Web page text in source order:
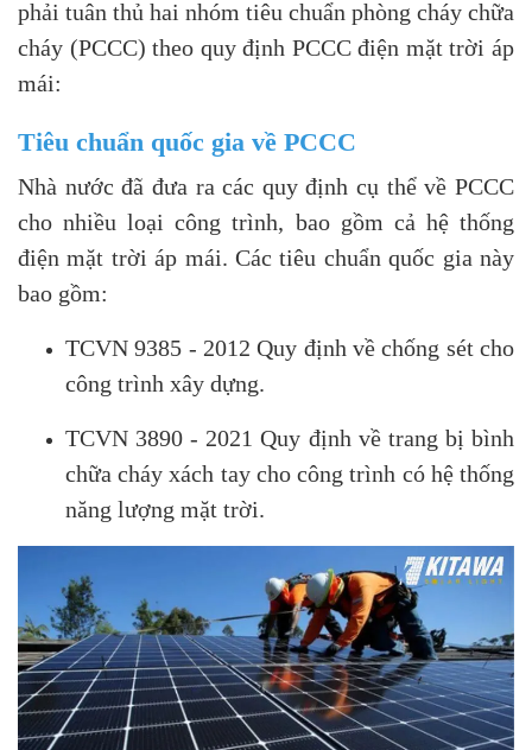
phải tuân thủ hai nhóm tiêu chuẩn phòng cháy chữa
cháy (PCCC) theo quy định PCCC điện mặt trời áp
mái:
Tiêu chuẩn quốc gia về PCCC
Nhà nước đã đưa ra các quy định cụ thể về PCCC
cho nhiều loại công trình, bao gồm cả hệ thống
điện mặt trời áp mái. Các tiêu chuẩn quốc gia này
bao gồm:
TCVN 9385 - 2012 Quy định về chống sét cho
công trình xây dựng.
TCVN 3890 - 2021 Quy định về trang bị bình
chữa cháy xách tay cho công trình có hệ thống
năng lượng mặt trời.